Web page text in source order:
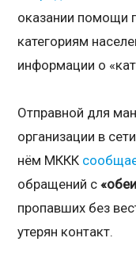
оказании помощи
категориям
информации о
Отправной для
организации в
нём МККК
обращений с
пропавших без
утерян контакт.